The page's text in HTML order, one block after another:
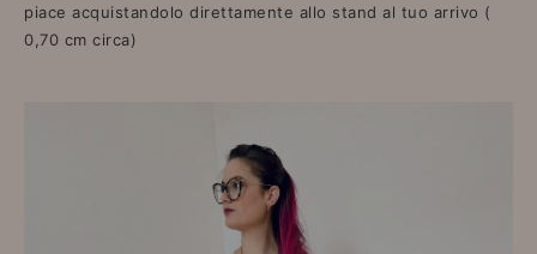
piace acquistandolo direttamente allo stand al tuo arrivo (
0,70 cm circa)